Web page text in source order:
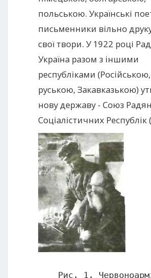
польською. Українські
письменники вільно
свої твори. У 1922 році
Україна разом з іншими
республіками
руською, Закавказькою)
нову державу - Союз
Соціалістичних Республік
Рис. 1.